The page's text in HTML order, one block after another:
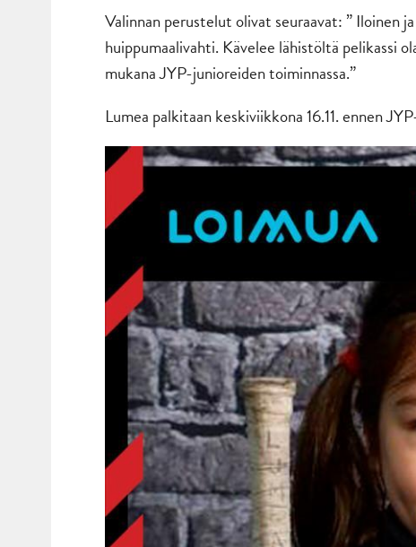
Valinnan perustelut olivat seuraavat: ” Iloinen
huippumaalivahti. Kävelee lähistöltä pelikassi
mukana JYP-junioreiden toiminnassa.”
Lumea palkitaan keskiviikkona 16.11. ennen